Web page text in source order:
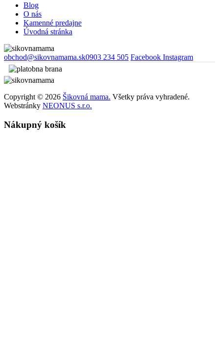
Blog
O nás
Kamenné predajne
Úvodná stránka
obchod@sikovnamama.sk0903 234 505 Facebook Instagram
Copyright © 2026 Šikovná mama. Všetky práva vyhradené.
Webstránky NEONUS s.r.o.
Nákupný košík